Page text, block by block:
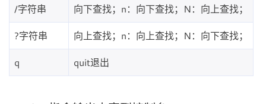
/字符串 向下查找；n：向下查找；N：向上查找；
?字符串 向上查找；n：向上查找；N：向下查找；
q quit退出